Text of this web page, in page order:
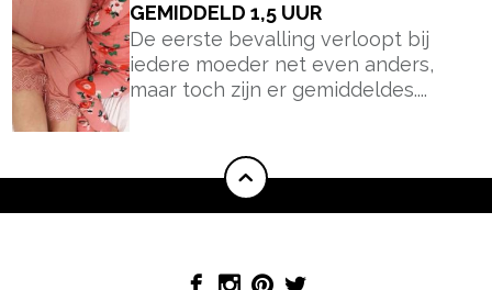
GEMIDDELD 1,5 UUR
De eerste bevalling verloopt bij
iedere moeder net even anders,
maar toch zijn er gemiddeldes....